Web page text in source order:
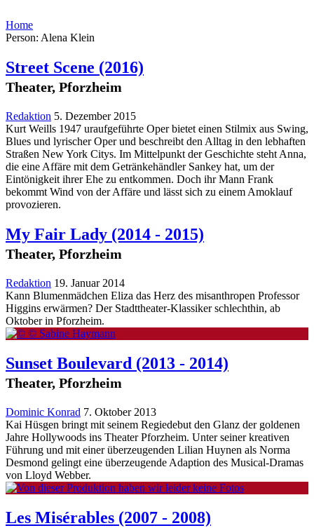
Home
Person: Alena Klein
Street Scene (2016)
Theater, Pforzheim
Redaktion 5. Dezember 2015
Kurt Weills 1947 uraufgeführte Oper bietet einen Stilmix aus Swing,
Blues und lyrischer Oper und beschreibt den Alltag in den lebhaften
Straßen New York Citys. Im Mittelpunkt der Geschichte steht Anna,
die eine Affäre mit dem Getränkehändler Sankey hat, um der
Eintönigkeit ihrer Ehe zu entkommen. Doch ihr Mann Frank
bekommt Wind von der Affäre und lässt sich zu einem Amoklauf
provozieren.
My Fair Lady (2014 - 2015)
Theater, Pforzheim
Redaktion 19. Januar 2014
Kann Blumenmädchen Eliza das Herz des misanthropen Professor
Higgins erwärmen? Der Stadttheater-Klassiker schlechthin, ab
Oktober in Pforzheim.
Sunset Boulevard (2013 - 2014)
Theater, Pforzheim
Dominic Konrad 7. Oktober 2013
Kai Hüsgen bringt mit seinem Regiedebut den Glanz der goldenen
Jahre Hollywoods ins Theater Pforzheim. Unter seiner kreativen
Führung und mit einer überzeugenden Lilian Huynen als Norma
Desmond gelingt eine überzeugende Adaption des Musical-Dramas
von Lloyd Webber.
Les Misérables (2007 - 2008)